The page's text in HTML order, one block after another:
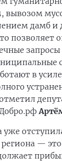
вывозом
дамб и
позволяет
запросы
в
региона —